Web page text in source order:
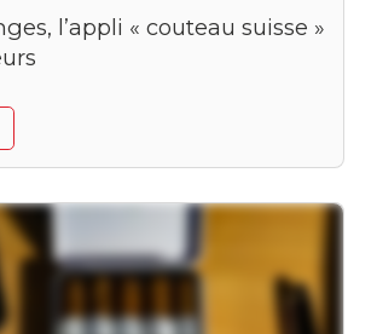
l’appli « couteau suisse »